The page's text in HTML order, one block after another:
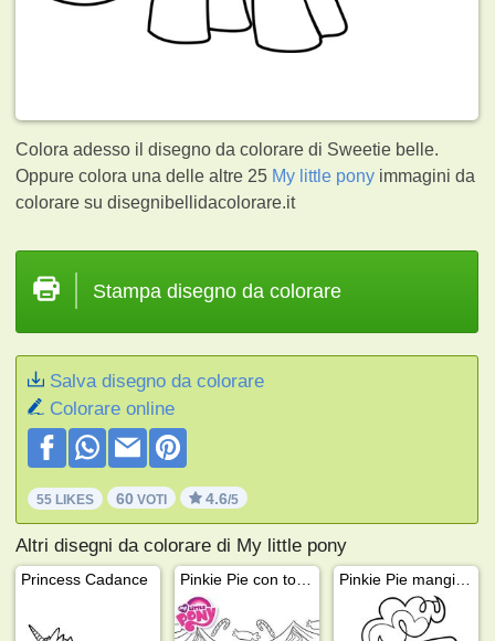
Colora adesso il disegno da colorare di Sweetie belle.
Oppure colora una delle altre 25 My little pony immagini da
colorare su disegnibellidacolorare.it
Stampa disegno da colorare
Salva disegno da colorare
Colorare online
55 LIKES 60 VOTI 4.6/5
Altri disegni da colorare di My little pony
Princess Cadance